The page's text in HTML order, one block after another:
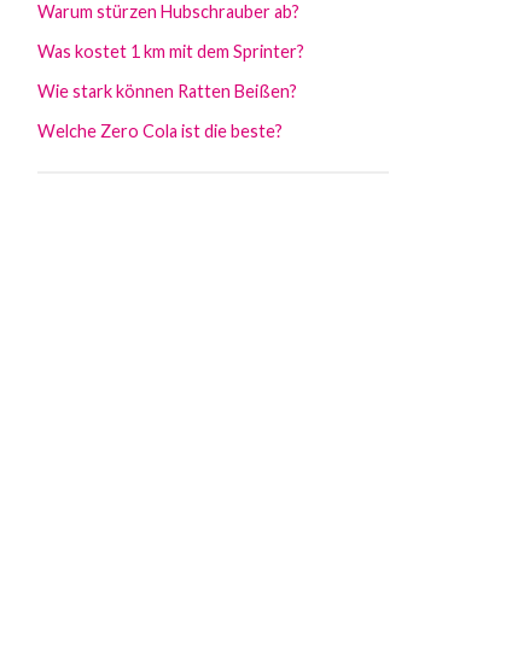
Warum stürzen Hubschrauber ab?
Was kostet 1 km mit dem Sprinter?
Wie stark können Ratten Beißen?
Welche Zero Cola ist die beste?